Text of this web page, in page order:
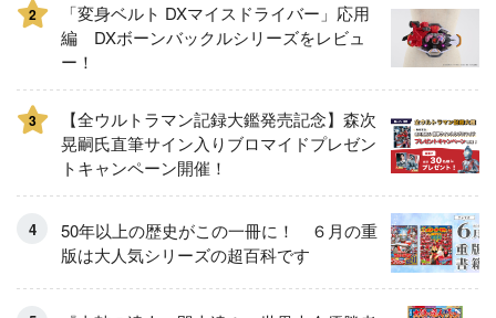
2
「変身ベルト DXマイスドライバー」応用
編 DXボーンバックルシリーズをレビュ
ー！
3
【全ウルトラマン記録大鑑発売記念】森次
晃嗣氏直筆サイン入りブロマイドプレゼン
トキャンペーン開催！
50年以上の歴史がこの一冊に！ ６月の重
版は大人気シリーズの超百科です